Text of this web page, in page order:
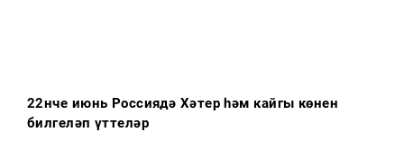
22нче июнь Россиядә Хәтер һәм кайгы көнен
билгеләп үттеләр